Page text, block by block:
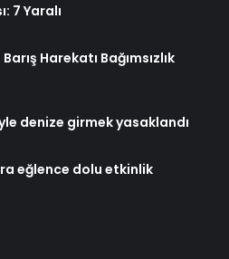
7 Yaralı
Harekatı Bağımsızlık
denize girmek yasaklandı
eğlence dolu etkinlik